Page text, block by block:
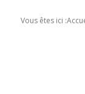
Vous êtes ici :